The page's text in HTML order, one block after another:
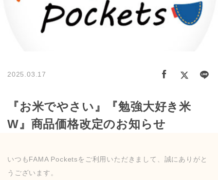
2025.03.17
『お米でやさい』『勉強大好き米
W』商品価格改定のお知らせ
いつもFAMA Pocketsをご利用いただきまして、誠にありがと
うございます。